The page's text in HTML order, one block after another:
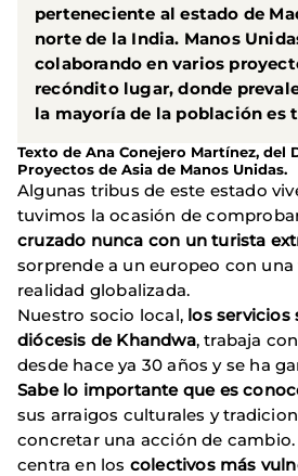
perteneciente al estado de
norte de la India. Manos
colaborando en varios
recóndito lugar, donde
la mayoría de la población es
Texto de Ana Conejero Martínez, del
Proyectos de Asia de Manos Unidas.
Algunas tribus de este estado
tuvimos la ocasión de
cruzado nunca con un turista
sorprende a un europeo con una
realidad globalizada.
Nuestro socio local, los servicios
diócesis de Khandwa, trabaja
desde hace ya 30 años y se ha
Sabe lo importante que es
sus arraigos culturales y
concretar una acción de cambio.
centra en los colectivos más